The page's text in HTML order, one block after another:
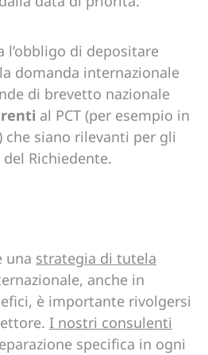
l’obbligo di depositare
domanda internazionale
di brevetto nazionale
al PCT (per esempio in
che siano rilevanti per gli
Richiedente.
una strategia di tutela
anche in
è importante rivolgersi
I nostri consulenti
specifica in ogni